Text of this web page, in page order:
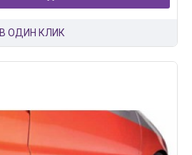
В ОДИН КЛИК